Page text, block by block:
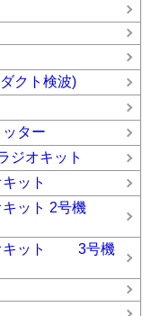
クト検波)
ター
ジオキット
ット
ット 2号機
キット 3号機